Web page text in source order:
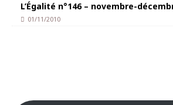
L’Égalité n°146 – novembre-
01/11/2010